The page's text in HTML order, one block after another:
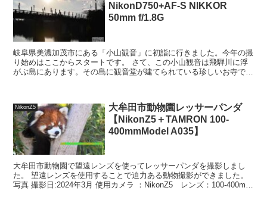
NikonD750+AF-S NIKKOR
50mm f/1.8G
岐阜県美濃加茂市にある「小山観音」に初詣に行きました。今年の撮
り始めはここからスタートです。 さて、この小山観音は飛騨川に浮
がぶ島にあります。その島に観音堂が建てられている珍しいお寺で
NikonZ5
大牟田市動物園レッサーパンダ
【NikonZ5＋TAMRON 100-
400mmModel A035】
大牟田市動物園で望遠レンズを使ってレッサーパンダを撮影しまし
た。 望遠レンズを使用することで迫力ある動物撮影ができました。
写真 撮影日:2024年3月 使用カメラ ：NikonZ5 レンズ：100-400mm